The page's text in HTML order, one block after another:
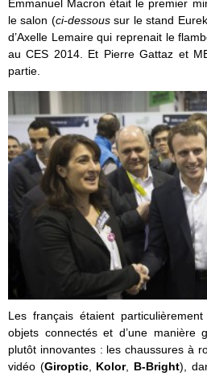
Emmanuel Macron était le premier
le salon (ci-dessoussur le stand
d’Axelle Lemaire qui reprenait le
au CES 2014. Et Pierre Gattaz et
partie.
Les français étaient
objets connectés et d’une manière
plutôt innovantes : les chaussures à
vidéo (Giroptic, Kolor, B-Bright),